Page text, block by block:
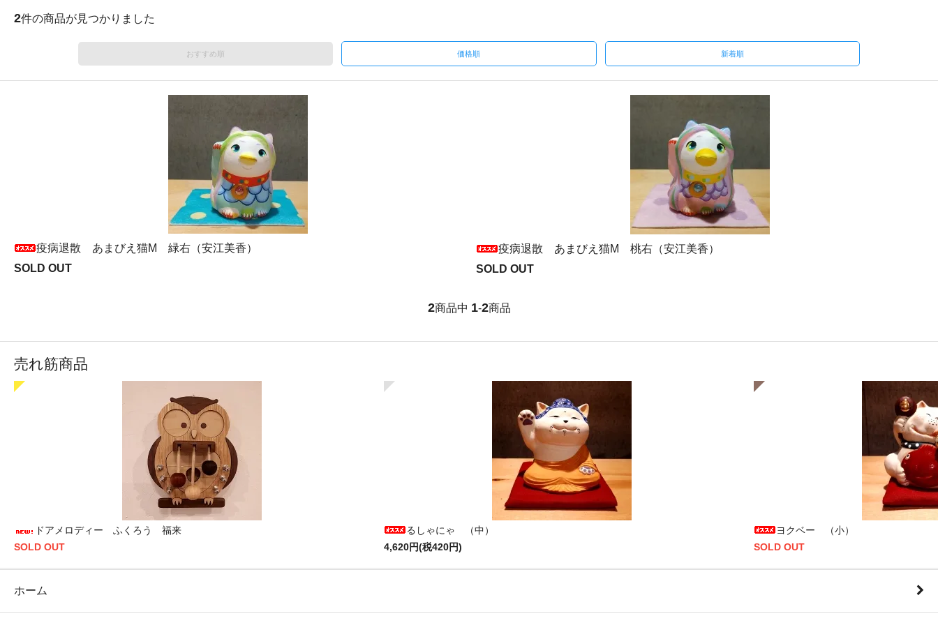
2件の商品が見つかりました
おすすめ順 価格順 新着順
疫病退散 あまびえ猫M 緑右（安江美香）
SOLD OUT
疫病退散 あまびえ猫M 桃右（安江美香）
SOLD OUT
2商品中 1-2商品
売れ筋商品
ドアメロディー ふくろう 福来
SOLD OUT
るしゃにゃ （中）
4,620円(税420円)
ヨクベー （小）
SOLD OUT
ホーム